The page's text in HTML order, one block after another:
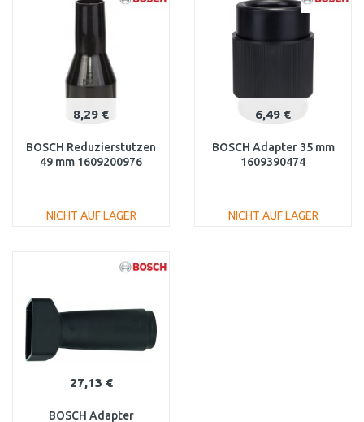
Vergleichen Vergleichen
8,29 €
BOSCH Reduzierstutzen
49 mm 1609200976
NICHT AUF LAGER
6,49 €
BOSCH Adapter 35 mm
1609390474
NICHT AUF LAGER
27,13 €
BOSCH Adapter